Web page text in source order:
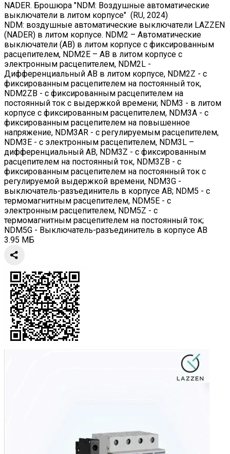
NADER. Брошюра "NDM: Воздушные автоматические
выключатели в литом корпусе" (RU, 2024)
NDM: воздушные автоматические выключатели LAZZEN
(NADER) в литом корпусе. NDM2 – Автоматические
выключатели (АВ) в литом корпусе с фиксированным
расцепителем, NDM2E – АВ в литом корпусе с
электронным расцепителем, NDM2L -
Дифференциальный АВ в литом корпусе, NDM2Z - с
фиксированным расцепителем на постоянный ток,
NDM2ZB - с фиксированным расцепителем на
постоянный ток с выдержкой времени; NDM3 - в литом
корпусе с фиксированным расцепителем, NDM3A - с
фиксированным расцепителем на повышенное
напряжение, NDM3AR - с регулируемым расцепителем,
NDM3E - с электронным расцепителем, NDM3L –
дифференциальный АВ, NDM3Z - с фиксированным
расцепителем на постоянный ток, NDM3ZB - с
фиксированным расцепителем на постоянный ток с
регулируемой выдержкой времени, NDM3G -
выключатель-разъединитель в корпусе АВ; NDM5 - с
термомагнитным расцепителем, NDM5E - с
электронным расцепителем, NDM5Z - с
термомагнитным расцепителем на постоянный ток;
NDM5G - Выключатель-разъединитель в корпусе АВ
3.95 МБ